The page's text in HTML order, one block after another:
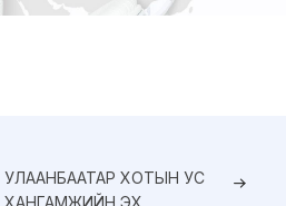
УЛААНБААТАР ХОТЫН УС